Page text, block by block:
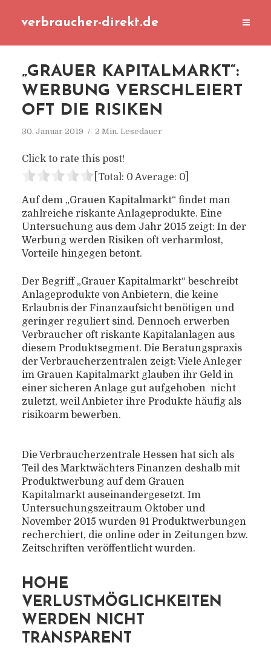
verbraucher-direkt.de
„GRAUER KAPITALMARKT“:
WERBUNG VERSCHLEIERT
OFT DIE RISIKEN
30. Januar 2019 2 Min. Lesedauer
Click to rate this post!
[Total: 0 Average: 0]
Auf dem „Grauen Kapitalmarkt“ findet man
zahlreiche riskante Anlageprodukte. Eine
Untersuchung aus dem Jahr 2015 zeigt: In der
Werbung werden Risiken oft verharmlost,
Vorteile hingegen betont.
Der Begriff „Grauer Kapitalmarkt“ beschreibt
Anlageprodukte von Anbietern, die keine
Erlaubnis der Finanzaufsicht benötigen und
geringer reguliert sind. Dennoch erwerben
Verbraucher oft riskante Kapitalanlagen aus
diesem Produktsegment. Die Beratungspraxis
der Verbraucherzentralen zeigt: Viele Anleger
im Grauen Kapitalmarkt glauben ihr Geld in
einer sicheren Anlage gut aufgehoben  nicht
zuletzt, weil Anbieter ihre Produkte häufig als
risikoarm bewerben.
Die Verbraucherzentrale Hessen hat sich als
Teil des Marktwächters Finanzen deshalb mit
Produktwerbung auf dem Grauen
Kapitalmarkt auseinandergesetzt. Im
Untersuchungszeitraum Oktober und
November 2015 wurden 91 Produktwerbungen
recherchiert, die online oder in Zeitungen bzw.
Zeitschriften veröffentlicht wurden.
HOHE
VERLUSTMÖGLICHKEITEN
WERDEN NICHT
TRANSPARENT